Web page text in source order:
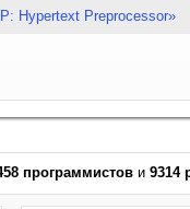
Hypertext Preprocessor»
программистов и 9314